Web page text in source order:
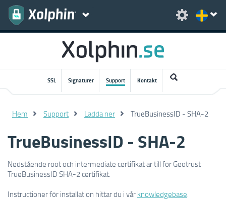
SSL Signaturer Support Kontakt
Hem Support Ladda ner TrueBusinessID - SHA-2
TrueBusinessID - SHA-2
Nedstående root och intermediate certifikat är till för Geotrust
TrueBusinessID SHA-2 certifikat.
Instructioner för installation hittar du i vår knowledgebase.